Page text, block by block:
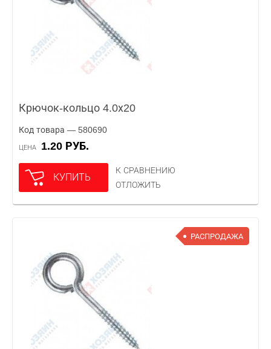
Крючок-кольцо 4.0х20
Код товара — 580690
ЦЕНА 1.20 РУБ.
КУПИТЬ
К СРАВНЕНИЮ
ОТЛОЖИТЬ
РАСПРОДАЖА